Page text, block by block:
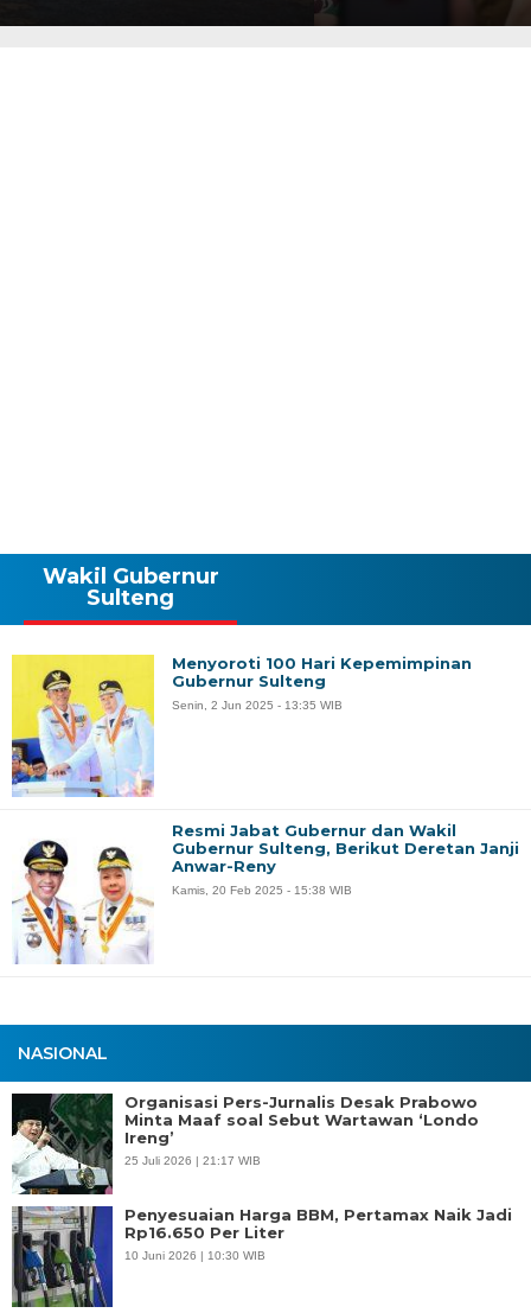
NASIONAL
Organisasi Pers-Jurnalis Desak Prabowo
Minta Maaf soal Sebut Wartawan ‘Londo
Ireng’
25 Juli 2026 | 21:17 WIB
Penyesuaian Harga BBM, Pertamax Naik Jadi
Rp16.650 Per Liter
10 Juni 2026 | 10:30 WIB
Wakil Gubernur
Sulteng
Menyoroti 100 Hari Kepemimpinan
Gubernur Sulteng
Senin, 2 Jun 2025 - 13:35 WIB
Resmi Jabat Gubernur dan Wakil
Gubernur Sulteng, Berikut Deretan Janji
Anwar-Reny
Kamis, 20 Feb 2025 - 15:38 WIB